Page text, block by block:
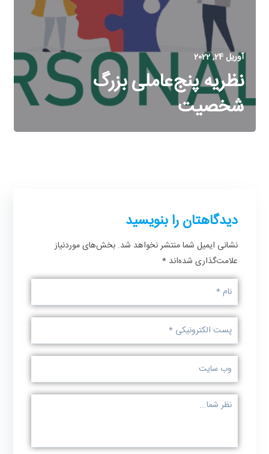
آوریل 24, 2022
نظریه پنج‌عاملی بزرگ
شخصیت
دیدگاهتان را بنویسید
نشانی ایمیل شما منتشر نخواهد شد. بخش‌های موردنیاز
علامت‌گذاری شده‌اند*